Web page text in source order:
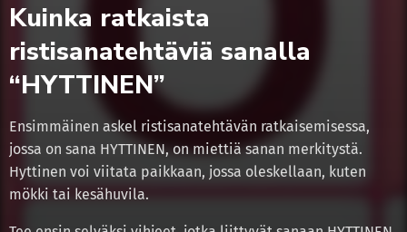
Kuinka ratkaista
ristisanatehtäviä sanalla
“HYTTINEN”
Ensimmäinen askel ristisanatehtävän ratkaisemisessa,
jossa on sana HYTTINEN, on miettiä sanan merkitystä.
Hyttinen voi viitata paikkaan, jossa oleskellaan, kuten
mökki tai kesähuvila.